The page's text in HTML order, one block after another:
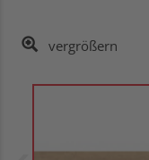
vergrößern